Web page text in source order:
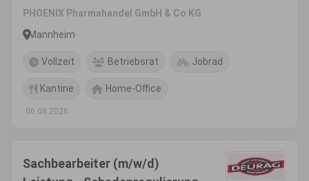
PHOENIX Pharmahandel GmbH & Co KG
Mannheim
Vollzeit Betriebsrat Jobrad
Kantine Home-Office
06.08.2026
Sachbearbeiter (m/w/d)